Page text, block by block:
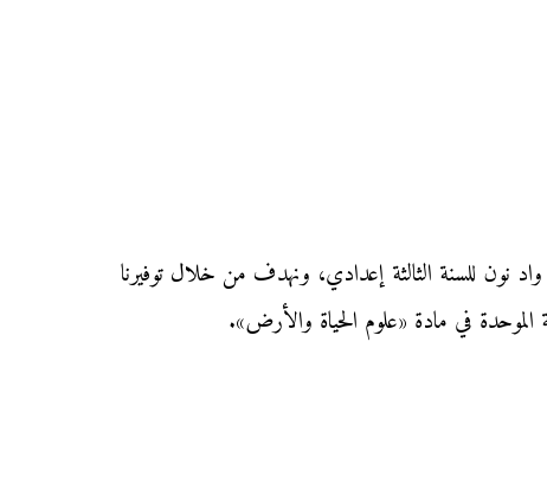
الامتحان الجهوي الموحد في مادة «علوم الحياة والأرض» دورة يونيو 2016 بجهة كلميم واد نون للسنة الثالثة إعدادي، ونهدف من خلال توفيرنا
الموحدة في مادة «علوم الحياة والأرض».